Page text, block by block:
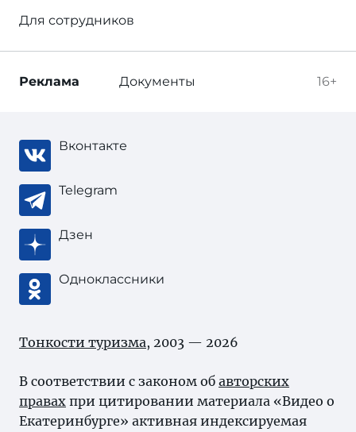
Для сотрудников
16+
Реклама Документы
Вконтакте
Telegram
Дзен
Одноклассники
Тонкости туризма, 2003 — 2026
В соответствии с законом об авторских
правах при цитировании материала «Видео о
Екатеринбурге» активная индексируемая